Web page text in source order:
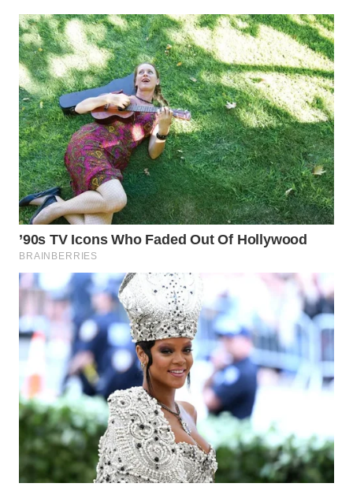
WN
TAPANULI
UTARA
WN
SAMOSIR
WN
PADANG
LAWAS
WN
SUMEDANG
WN
CIANJUR
KEPULAUAN
SERIBU
WN
TANGERANG
WN